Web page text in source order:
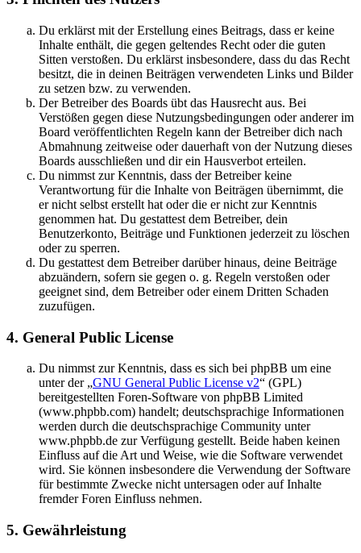
Du erklärst mit der Erstellung eines Beitrags, dass er keine
Inhalte enthält, die gegen geltendes Recht oder die guten
Sitten verstoßen. Du erklärst insbesondere, dass du das Recht
besitzt, die in deinen Beiträgen verwendeten Links und Bilder
zu setzen bzw. zu verwenden.
Der Betreiber des Boards übt das Hausrecht aus. Bei
Verstößen gegen diese Nutzungsbedingungen oder anderer im
Board veröffentlichten Regeln kann der Betreiber dich nach
Abmahnung zeitweise oder dauerhaft von der Nutzung dieses
Boards ausschließen und dir ein Hausverbot erteilen.
Du nimmst zur Kenntnis, dass der Betreiber keine
Verantwortung für die Inhalte von Beiträgen übernimmt, die
er nicht selbst erstellt hat oder die er nicht zur Kenntnis
genommen hat. Du gestattest dem Betreiber, dein
Benutzerkonto, Beiträge und Funktionen jederzeit zu löschen
oder zu sperren.
Du gestattest dem Betreiber darüber hinaus, deine Beiträge
abzuändern, sofern sie gegen o. g. Regeln verstoßen oder
geeignet sind, dem Betreiber oder einem Dritten Schaden
zuzufügen.
4. General Public License
Du nimmst zur Kenntnis, dass es sich bei phpBB um eine
unter der „GNU General Public License v2“ (GPL)
bereitgestellten Foren-Software von phpBB Limited
(www.phpbb.com) handelt; deutschsprachige Informationen
werden durch die deutschsprachige Community unter
www.phpbb.de zur Verfügung gestellt. Beide haben keinen
Einfluss auf die Art und Weise, wie die Software verwendet
wird. Sie können insbesondere die Verwendung der Software
für bestimmte Zwecke nicht untersagen oder auf Inhalte
fremder Foren Einfluss nehmen.
5. Gewährleistung